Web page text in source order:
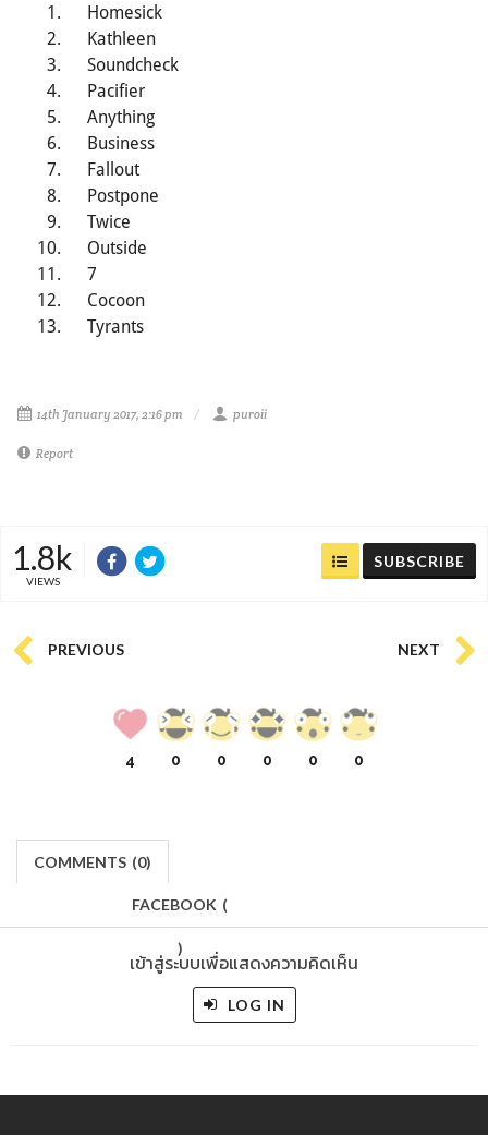
Homesick
Kathleen
Soundcheck
Pacifier
Anything
Business
Fallout
Postpone
Twice
Outside
7
Cocoon
Tyrants
14th January 2017, 2:16 pm puroii
Report
1.8k
VIEWS
SUBSCRIBE
PREVIOUS NEXT
4 0 0 0 0 0
COMMENTS (0)
FACEBOOK (
)
เข้าสู่ระบบเพื่อแสดงความคิดเห็น
LOG IN